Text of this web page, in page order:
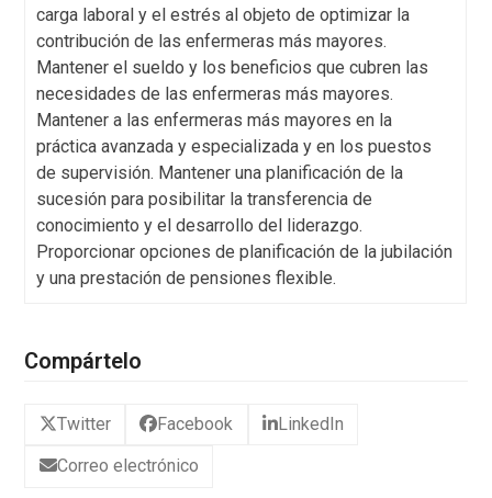
carga laboral y el estrés al objeto de optimizar la
contribución de las enfermeras más mayores.
Mantener el sueldo y los beneficios que cubren las
necesidades de las enfermeras más mayores.
Mantener a las enfermeras más mayores en la
práctica avanzada y especializada y en los puestos
de supervisión. Mantener una planificación de la
sucesión para posibilitar la transferencia de
conocimiento y el desarrollo del liderazgo.
Proporcionar opciones de planificación de la jubilación
y una prestación de pensiones flexible.
Compártelo
Twitter Facebook LinkedIn
Correo electrónico